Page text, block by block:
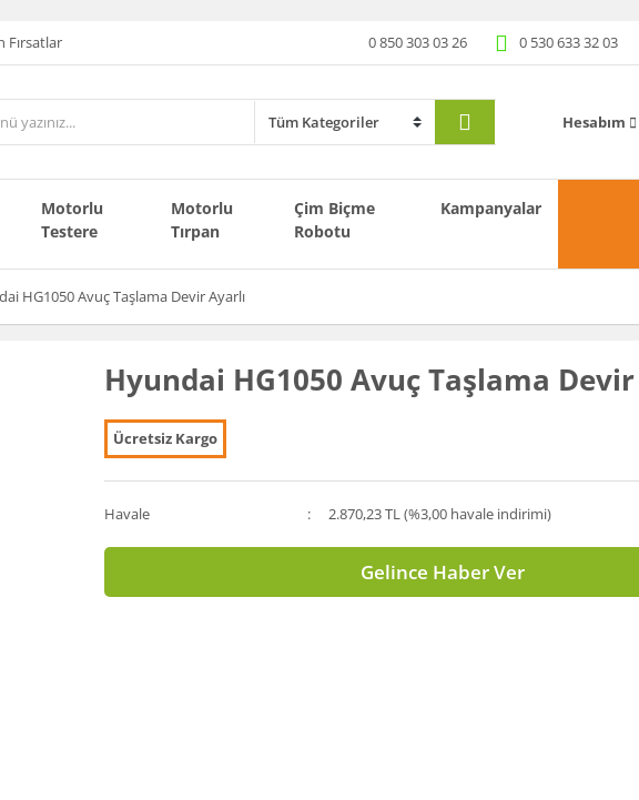
Fırsatlar 0 850 303 03 26 0 530 633 32 03
Hesabım
Motorlu
Testere
Motorlu
Tırpan
Çim Biçme
Robotu
Kampanyalar
HG1050 Avuç Taşlama Devir Ayarlı
Hyundai HG1050 Avuç Taşlama Devir
Ücretsiz Kargo
Havale 2.870,23 TL (%3,00 havale indirimi)
Gelince Haber Ver